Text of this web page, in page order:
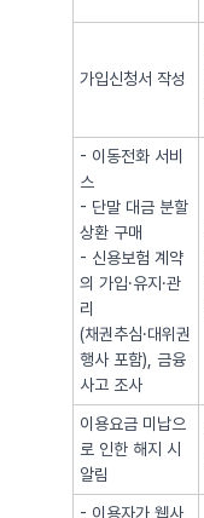
가입신청서 작성
- 이동전화 서비
스
- 단말 대금 분할
상환 구매
- 신용보험 계약
의 가입·유지·관
리
(채권추심·대위권
행사 포함), 금융
사고 조사
이용요금 미납으
로 인한 해지 시
알림
- 이용자가 웹사